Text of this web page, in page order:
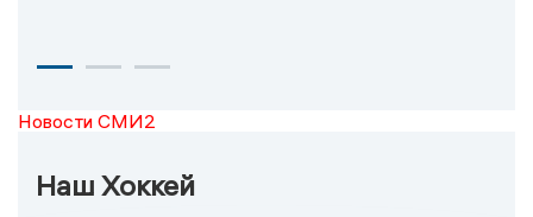
Новости СМИ2
Наш Хоккей